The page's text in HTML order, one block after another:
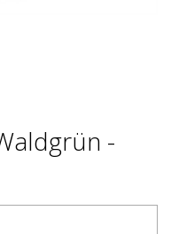
-